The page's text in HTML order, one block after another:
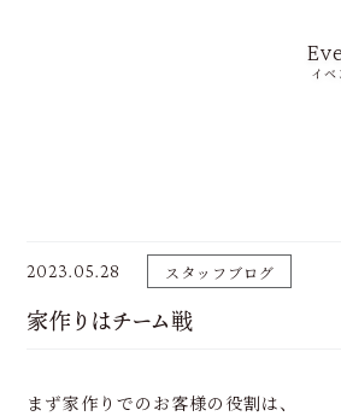
イベ
2023.05.28 スタッフブログ
家作りはチーム戦
まず家作りでのお客様の役割は、